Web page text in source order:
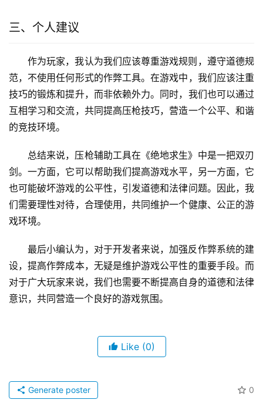
三、个人建议
作为玩家，我认为我们应该尊重游戏规则，遵守道德规
范，不使用任何形式的作弊工具。在游戏中，我们应该注重
技巧的锻炼和提升，而非依赖外力。同时，我们也可以通过
互相学习和交流，共同提高压枪技巧，营造一个公平、和谐
的竞技环境。
总结来说，压枪辅助工具在《绝地求生》中是一把双刃
剑。一方面，它可以帮助我们提高游戏水平，另一方面，它
也可能破坏游戏的公平性，引发道德和法律问题。因此，我
们需要理性对待，合理使用，共同维护一个健康、公正的游
戏环境。
最后小编认为，对于开发者来说，加强反作弊系统的建
设，提高作弊成本，无疑是维护游戏公平性的重要手段。而
对于广大玩家来说，我们也需要不断提高自身的道德和法律
意识，共同营造一个良好的游戏氛围。
Like (0)
0
Generate poster